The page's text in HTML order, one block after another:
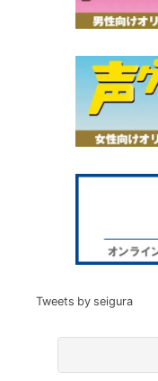
Tweets by seigura